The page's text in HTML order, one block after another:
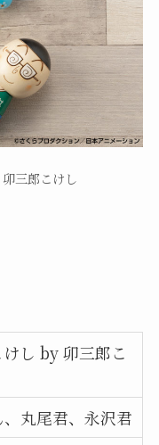
三郎こけし
し by 卯三郎こ
丸尾君、永沢君